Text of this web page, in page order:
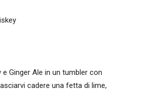
Ginger Ale in un tumbler con
cadere una fetta di lime,